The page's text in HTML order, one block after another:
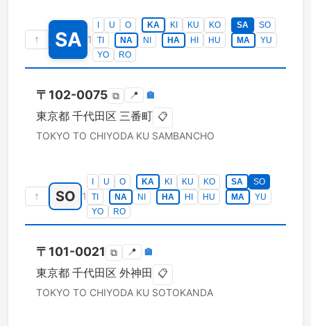
↑ SA 1
U O KA KI KU KO SA
SO
TI
NA NI HA HI HU MA
YU
YO
RO
〒 102-0075 ⧉ 📍 🏣
東京都 千代田区 三番町 📋
TOKYO TO CHIYODA KU SAMBANCHO
↑ SO 1
U O KA KI KU KO SA
SO
TI
NA NI HA HI HU MA
YU
YO
RO
〒 101-0021 ⧉ 📍 🏣
東京都 千代田区 外神田 📋
TOKYO TO CHIYODA KU SOTOKANDA